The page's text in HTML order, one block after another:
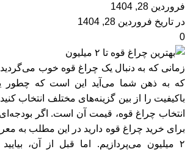
فروردین 28, 1404
در تاریخ فروردین 28, 1404
0
زمانی که به دنبال یک چراغ قوه خوب
که به ذهن شما می‌آید این است که
باکیفیت را از بین گزینه‌های مختلف انتخاب
برای خرید چراغ قوه دارید در این مطلب به
۲ میلیون می‌پردازیم. اما قبل از آن،